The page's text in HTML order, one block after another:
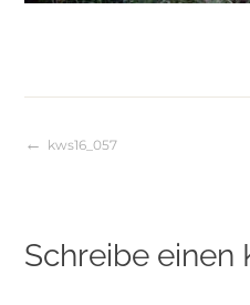
kws16_057
Schreibe einen